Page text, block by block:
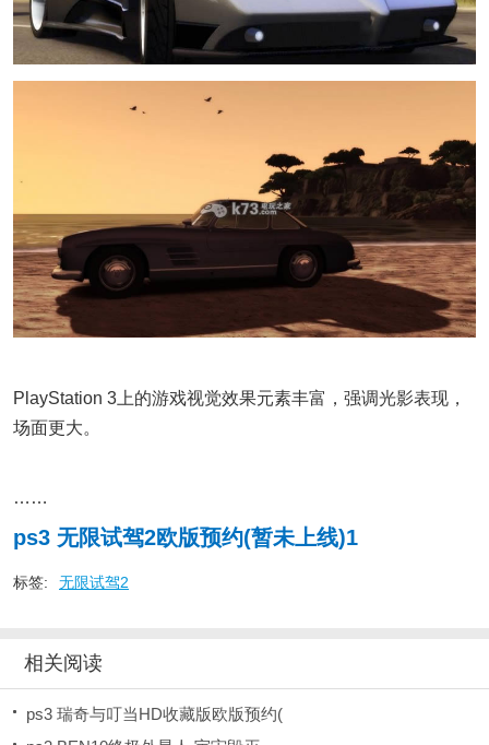
PlayStation 3上的游戏视觉效果元素丰富，强调光影表现，
场面更大。
……
ps3 无限试驾2欧版预约(暂未上线)1
标签: 无限试驾2
相关阅读
ps3 瑞奇与叮当HD收藏版欧版预约(